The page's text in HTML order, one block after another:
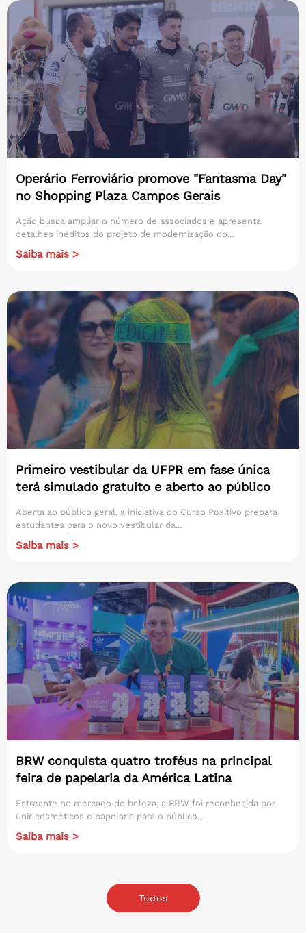
Operário Ferroviário promove "Fantasma Day"
no Shopping Plaza Campos Gerais
Ação busca ampliar o número de associados e apresenta
detalhes inéditos do projeto de modernização do...
Saiba mais >
Primeiro vestibular da UFPR em fase única
terá simulado gratuito e aberto ao público
Aberta ao público geral, a iniciativa do Curso Positivo prepara
estudantes para o novo vestibular da...
Saiba mais >
BRW conquista quatro troféus na principal
feira de papelaria da América Latina
Estreante no mercado de beleza, a BRW foi reconhecida por
unir cosméticos e papelaria para o público...
Saiba mais >
Todos